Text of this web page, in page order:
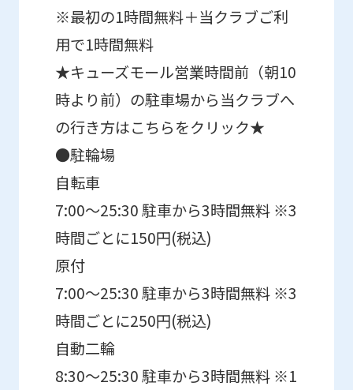
※最初の1時間無料＋当クラブご利
用で1時間無料
★キューズモール営業時間前（朝10
時より前）の駐車場から当クラブへ
の行き方はこちらをクリック★
●駐輪場
自転車
7:00～25:30 駐車から3時間無料 ※3
時間ごとに150円(税込)
原付
7:00～25:30 駐車から3時間無料 ※3
時間ごとに250円(税込)
自動二輪
8:30～25:30 駐車から3時間無料 ※1
Automatic